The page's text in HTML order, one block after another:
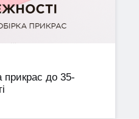
прикрас до 35-